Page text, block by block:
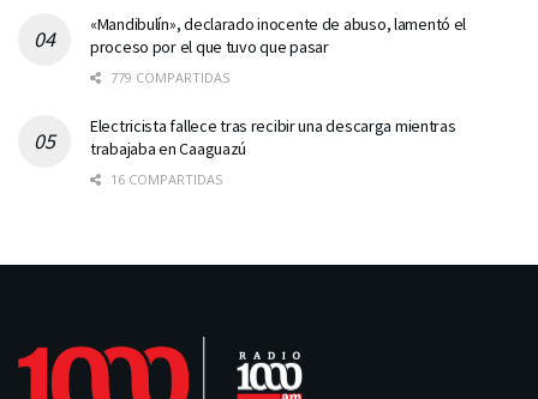
«Mandibulín», declarado inocente de abuso, lamentó el
proceso por el que tuvo que pasar
779 COMPARTIDAS
Electricista fallece tras recibir una descarga mientras
trabajaba en Caaguazú
16 COMPARTIDAS